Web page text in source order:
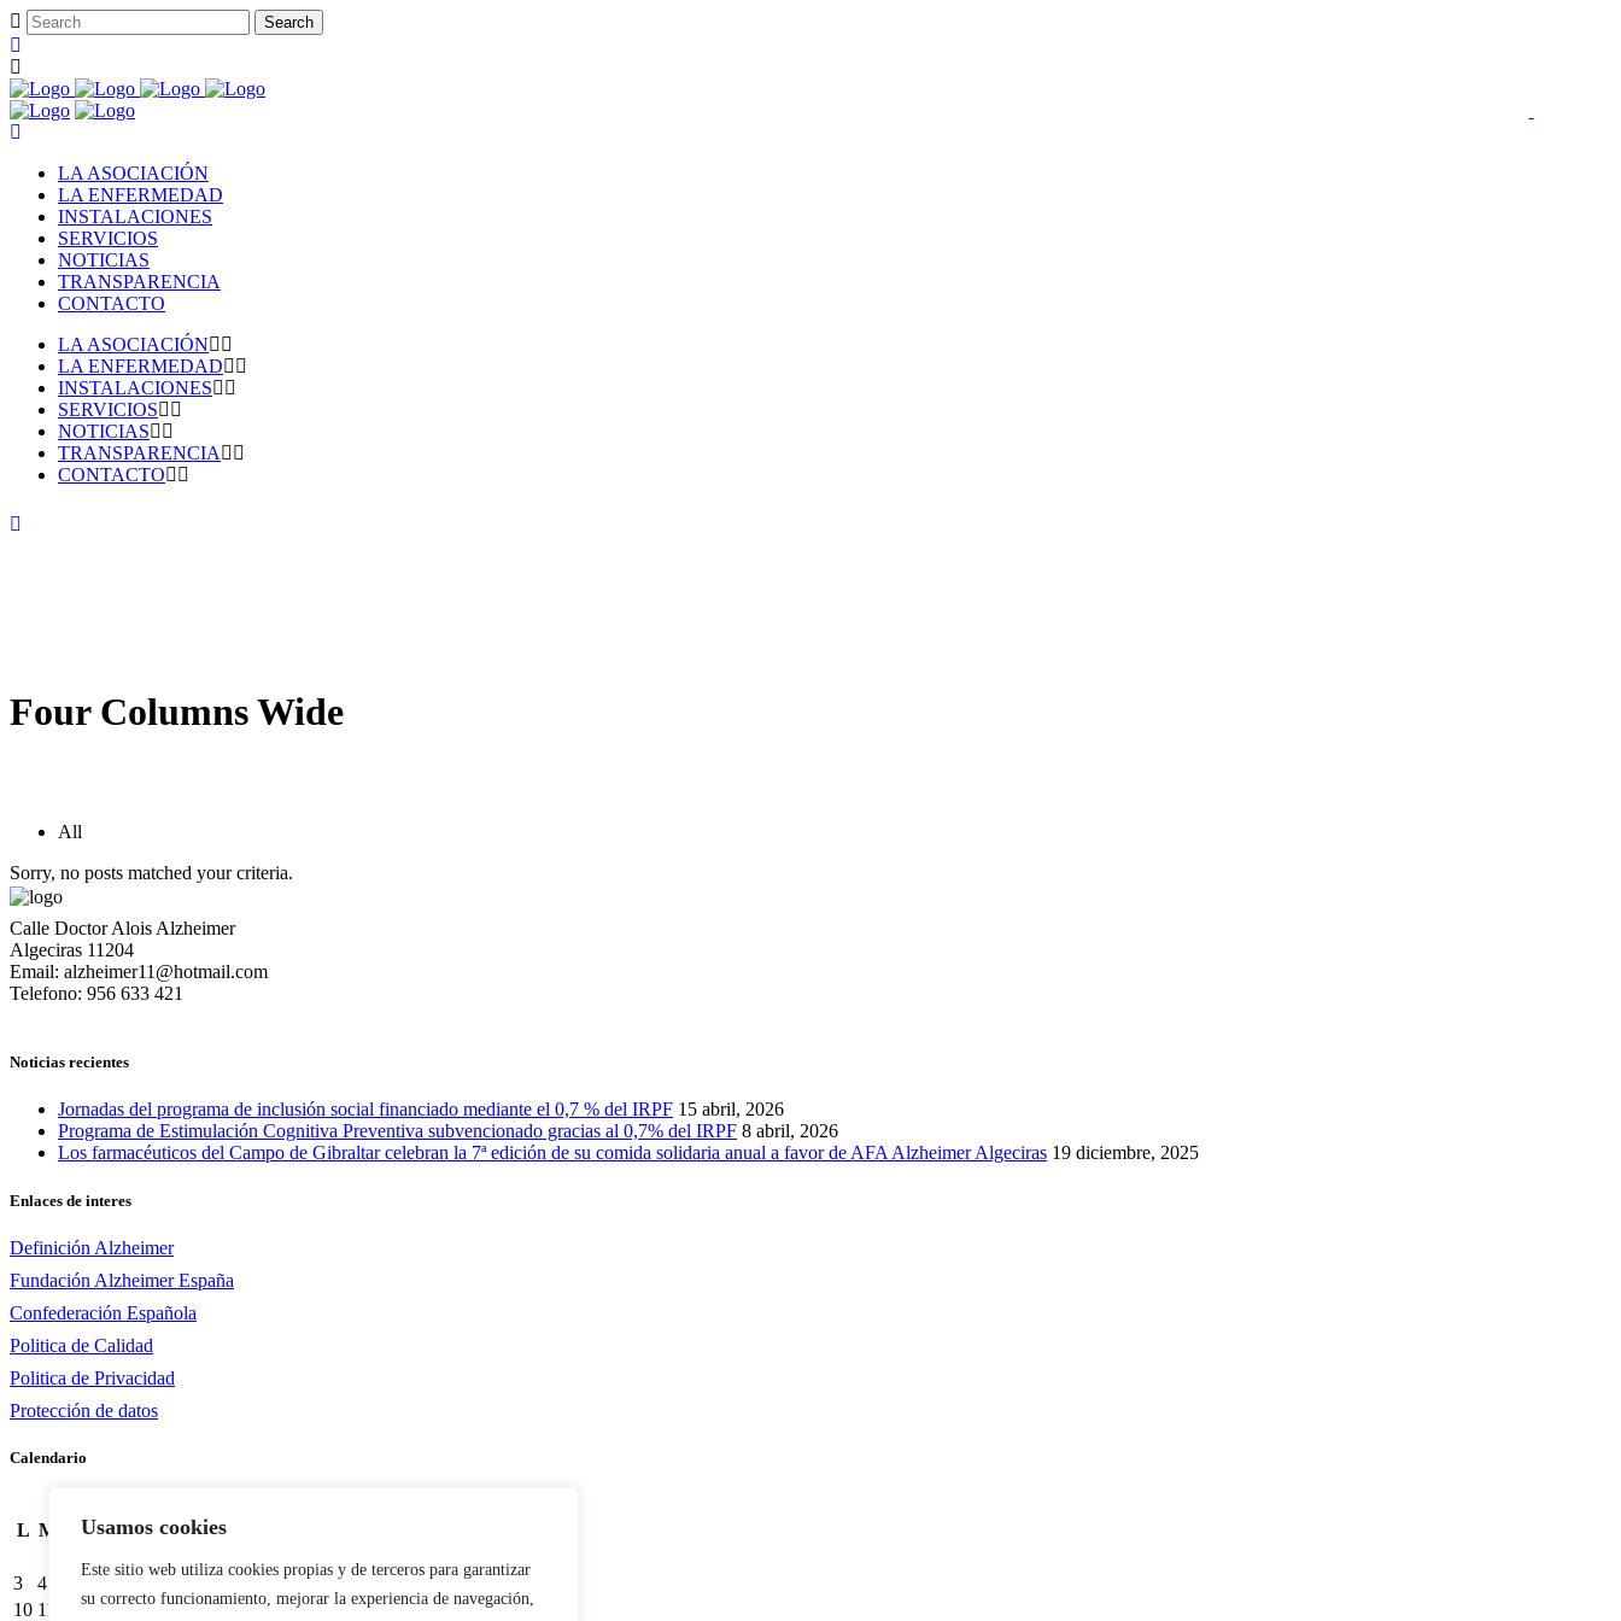
Usamos cookies
Este sitio web utiliza cookies propias y de terceros para garantizar
su correcto funcionamiento, mejorar la experiencia de navegación,
LA ASOCIACIÓN
LA ENFERMEDAD
INSTALACIONES
SERVICIOS
NOTICIAS
TRANSPARENCIA
CONTACTO
LA ASOCIACIÓN
LA ENFERMEDAD
INSTALACIONES
SERVICIOS
NOTICIAS
TRANSPARENCIA
CONTACTO
Four Columns Wide
All
Sorry, no posts matched your criteria.
Calle Doctor Alois Alzheimer
Algeciras 11204
Email: alzheimer11@hotmail.com
Telefono: 956 633 421
Noticias recientes
Jornadas del programa de inclusión social financiado mediante el 0,7 % del IRPF 15 abril, 2026
Programa de Estimulación Cognitiva Preventiva subvencionado gracias al 0,7% del IRPF 8 abril, 2026
Los farmacéuticos del Campo de Gibraltar celebran la 7ª edición de su comida solidaria anual a favor de AFA Alzheimer Algeciras 19 diciembre, 2025
Enlaces de interes
Definición Alzheimer
Fundación Alzheimer España
Confederación Española
Politica de Calidad
Politica de Privacidad
Protección de datos
Calendario
L M J V S D
3
4
10 11 13 14 15 16